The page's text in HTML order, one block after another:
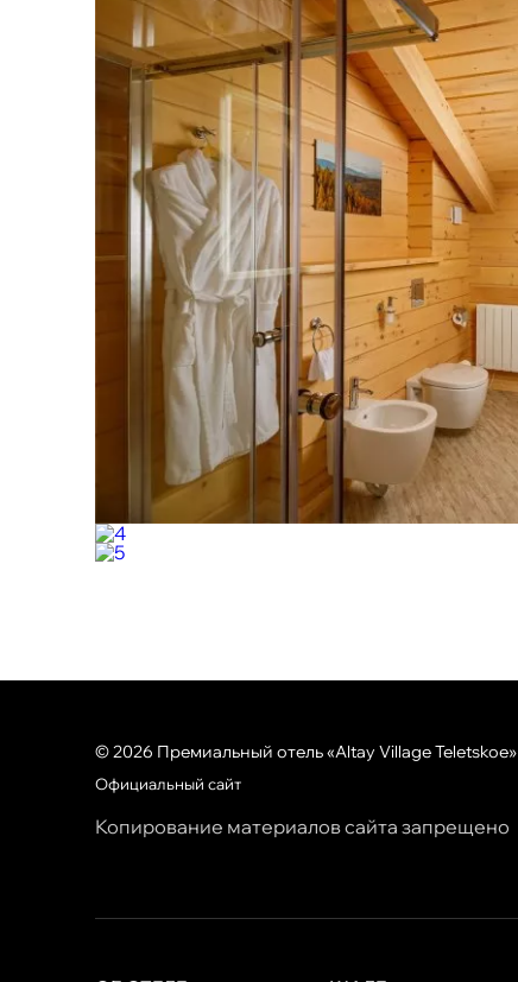
© 2026 Премиальный отель «Altay Village Teletskoe»
Официальный сайт
Копирование материалов сайта запрещено